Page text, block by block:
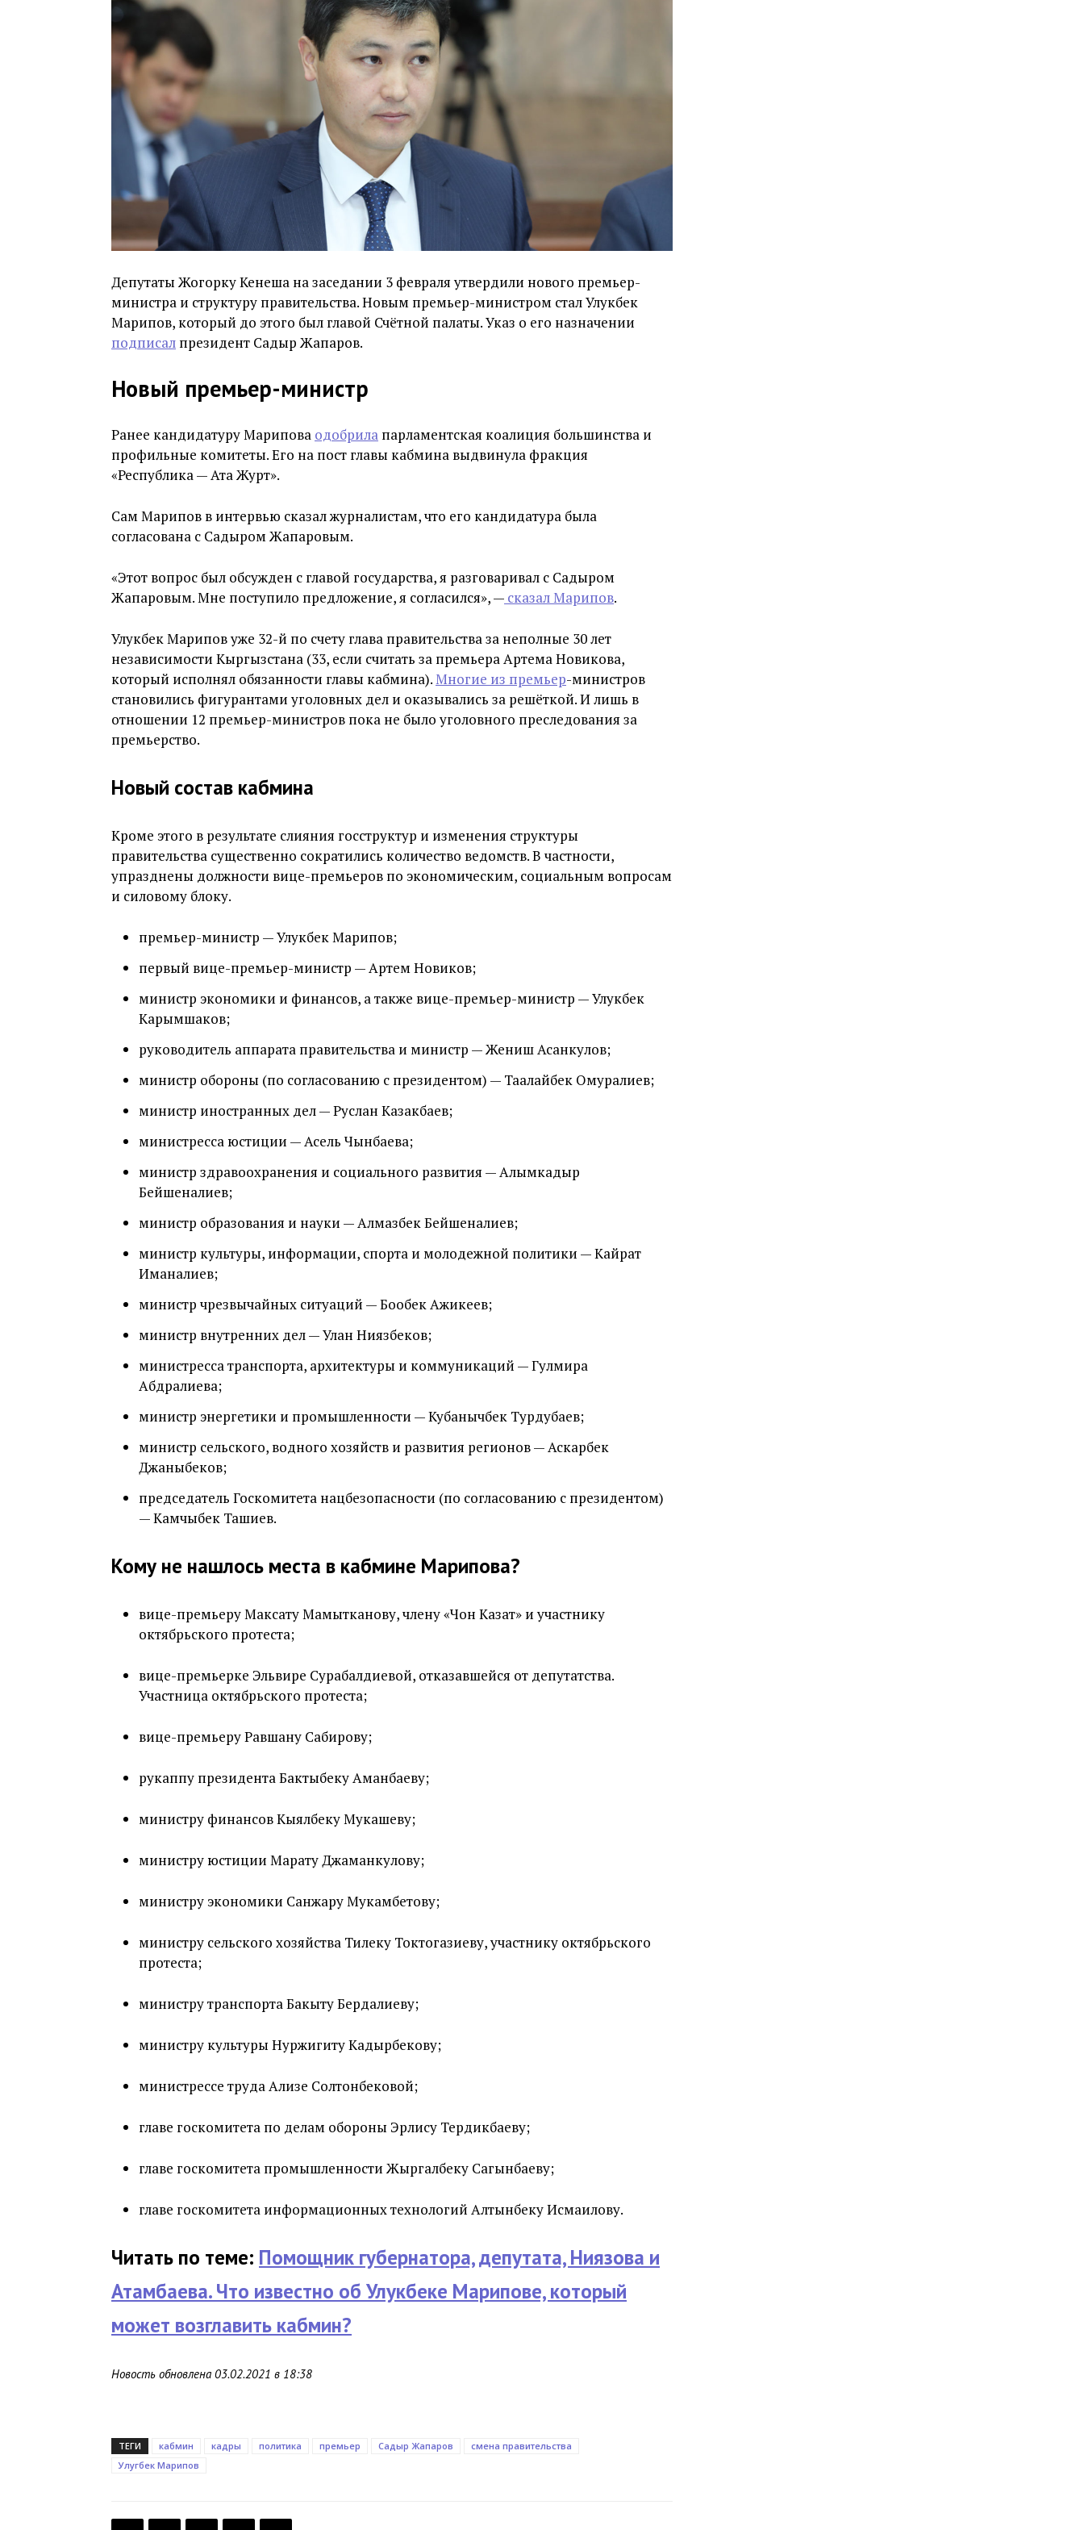
Депутаты Жогорку Кенеша на заседании 3 февраля утвердили нового премьер-
министра и структуру правительства. Новым премьер-министром стал Улукбек
Марипов, который до этого был главой Счётной палаты. Указ о его назначении
подписал президент Садыр Жапаров.
Новый премьер-министр
Ранее кандидатуру Марипова одобрила парламентская коалиция большинства и
профильные комитеты. Его на пост главы кабмина выдвинула фракция
«Республика — Ата Журт».
Сам Марипов в интервью сказал журналистам, что его кандидатура была
согласована с Садыром Жапаровым.
«Этот вопрос был обсужден с главой государства, я разговаривал с Садыром
Жапаровым. Мне поступило предложение, я согласился», — сказал Марипов.
Улукбек Марипов уже 32-й по счету глава правительства за неполные 30 лет
независимости Кыргызстана (33, если считать за премьера Артема Новикова,
который исполнял обязанности главы кабмина).Многие из премьер-министров
становились фигурантами уголовных дел и оказывались за решёткой. И лишь в
отношении 12 премьер-министров пока не было уголовного преследования за
премьерство.
Новый состав кабмина
Кроме этого в результате слияния госструктур и изменения структуры
правительства существенно сократились количество ведомств. В частности,
упразднены должности вице-премьеров по экономическим, социальным вопросам
и силовому блоку.
премьер-министр — Улукбек Марипов;
первый вице-премьер-министр — Артем Новиков;
министр экономики и финансов, а также вице-премьер-министр — Улукбек
Карымшаков;
руководитель аппарата правительства и министр — Жениш Асанкулов;
министр обороны (по согласованию с президентом) — Таалайбек Омуралиев;
министр иностранных дел — Руслан Казакбаев;
министресса юстиции — Асель Чынбаева;
министр здравоохранения и социального развития — Алымкадыр
Бейшеналиев;
министр образования и науки — Алмазбек Бейшеналиев;
министр культуры, информации, спорта и молодежной политики — Кайрат
Иманалиев;
министр чрезвычайных ситуаций — Бообек Ажикеев;
министр внутренних дел — Улан Ниязбеков;
министресса транспорта, архитектуры и коммуникаций — Гулмира
Абдралиева;
министр энергетики и промышленности — Кубанычбек Турдубаев;
министр сельского, водного хозяйств и развития регионов — Аскарбек
Джаныбеков;
председатель Госкомитета нацбезопасности (по согласованию с президентом)
— Камчыбек Ташиев.
Кому не нашлось места в кабмине Марипова?
вице-премьеру Максату Мамытканову, члену «Чон Казат» и участнику
октябрьского протеста;
вице-премьерке Эльвире Сурабалдиевой, отказавшейся от депутатства.
Участница октябрьского протеста;
вице-премьеру Равшану Сабирову;
рукаппу президента Бактыбеку Аманбаеву;
министру финансов Кыялбеку Мукашеву;
министру юстиции Марату Джаманкулову;
министру экономики Санжару Мукамбетову;
министру сельского хозяйства Тилеку Токтогазиеву, участнику октябрьского
протеста;
министру транспорта Бакыту Бердалиеву;
министру культуры Нуржигиту Кадырбекову;
министрессе труда Ализе Солтонбековой;
главе госкомитета по делам обороны Эрлису Тердикбаеву;
главе госкомитета промышленности Жыргалбеку Сагынбаеву;
главе госкомитета информационных технологий Алтынбеку Исмаилову.
Читать по теме: Помощник губернатора, депутата, Ниязова и
Атамбаева. Что известно об Улукбеке Марипове, который
может возглавить кабмин?
Новость обновлена 03.02.2021 в 18:38
ТЕГИ кабмин кадры политика премьер Садыр Жапаров
смена правительства
Улугбек Марипов